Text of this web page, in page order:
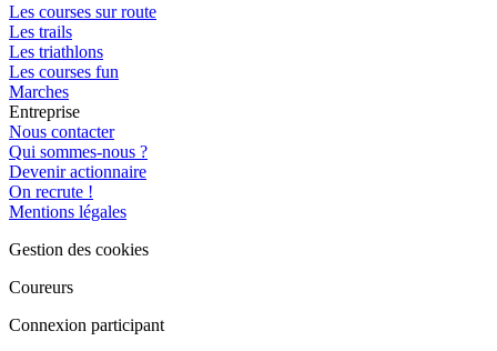
Les courses sur route
Les trails
Les triathlons
Les courses fun
Marches
Entreprise
Nous contacter
Qui sommes-nous ?
Devenir actionnaire
On recrute !
Mentions légales
Gestion des cookies
Coureurs
Connexion participant